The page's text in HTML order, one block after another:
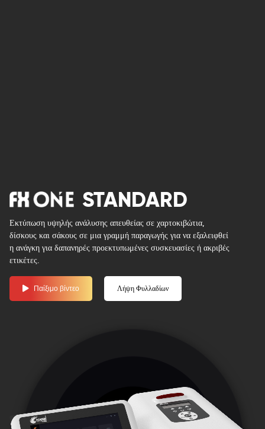
STANDARD
Εκτύπωση υψηλής ανάλυσης απευθείας σε χαρτοκιβώτια,
δίσκους και σάκους σε μια γραμμή παραγωγής για να εξαλειφθεί
η ανάγκη για δαπανηρές προεκτυπωμένες συσκευασίες ή ακριβές
ετικέτες.
Παίξιμο βίντεο Λήψη Φυλλαδίων